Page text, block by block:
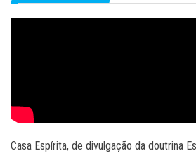
Casa Espírita, de divulgação da doutrina